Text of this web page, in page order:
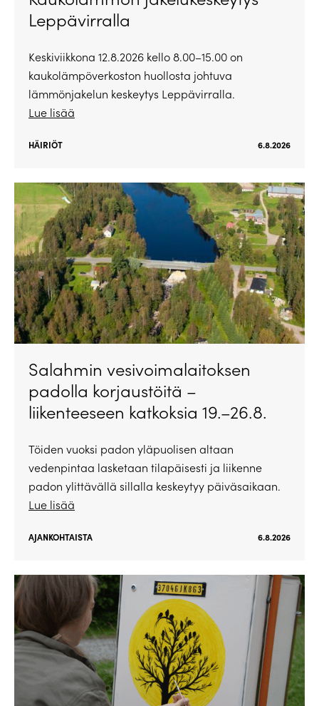
Leppävirralla
Keskiviikkona 12.8.2026 kello 8.00–15.00 on
kaukolämpöverkoston huollosta johtuva
lämmönjakelun keskeytys Leppävirralla.
Lue lisää
HÄIRIÖT 6.8.2026
Salahmin vesivoimalaitoksen
padolla korjaustöitä –
liikenteeseen katkoksia 19.–26.8.
Töiden vuoksi padon yläpuolisen altaan
vedenpintaa lasketaan tilapäisesti ja liikenne
padon ylittävällä sillalla keskeytyy päiväsaikaan.
Lue lisää
AJANKOHTAISTA 6.8.2026